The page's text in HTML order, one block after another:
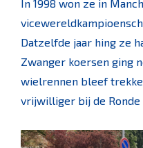
In 1998 won ze in
Datzelfde jaar hing ze
Zwanger koersen ging
wielrennen bleef
vrijwilliger bij de Ronde